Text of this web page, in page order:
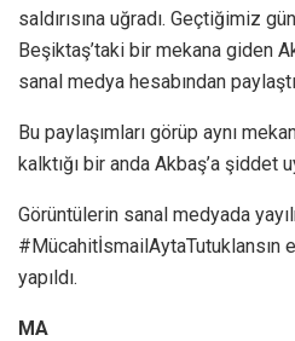
saldırısına uğradı. Geçtiğimiz
Beşiktaş’taki bir mekana giden
sanal medya hesabından
Bu paylaşımları görüp aynı
kalktığı bir anda Akbaş’a şiddet
Görüntülerin sanal medyada
#MücahitİsmailAytaTutuklansın
yapıldı.
MA